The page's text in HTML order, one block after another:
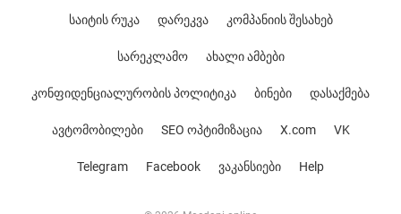
საიტის რუკა დარეკვა კომპანიის შესახებ
სარეკლამო ახალი ამბები
კონფიდენციალურობის პოლიტიკა ბინები დასაქმება
ავტომობილები SEO ოპტიმიზაცია X.com VK
Telegram Facebook ვაკანსიები Help